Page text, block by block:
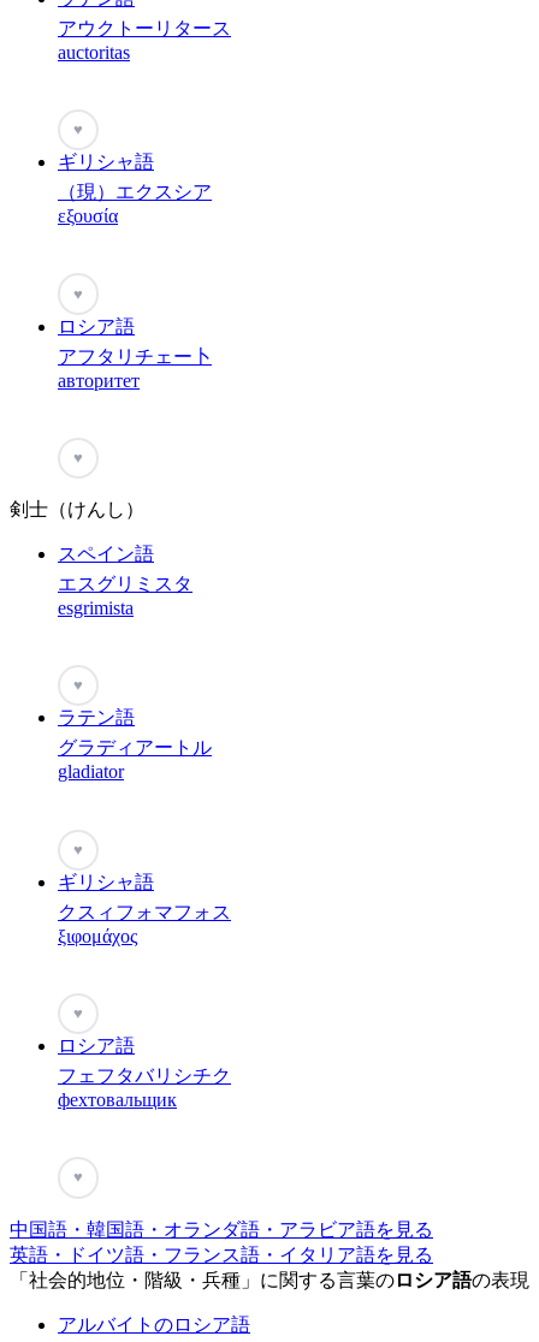
アウクトーリタース
auctoritas
♥
ギリシャ語
（現）エクスシア
εξουσία
♥
ロシア語
アフタリチェー卜
авторитет
♥
剣士（けんし）
スペイン語
エスグリミスタ
esgrimista
♥
ラテン語
グラディアートル
gladiator
♥
ギリシャ語
クスィフォマフォス
ξιφομάχος
♥
ロシア語
フェフタバリシチク
фехтовальщик
♥
中国語・韓国語・オランダ語・アラビア語を見る
英語・ドイツ語・フランス語・イタリア語を見る
「社会的地位・階級・兵種」に関する言葉のロシア語の表現
アルバイトのロシア語